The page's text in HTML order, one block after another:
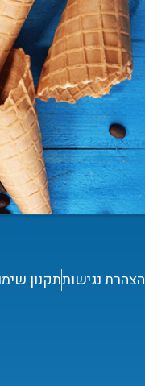
הצהרת נגישותתקנון